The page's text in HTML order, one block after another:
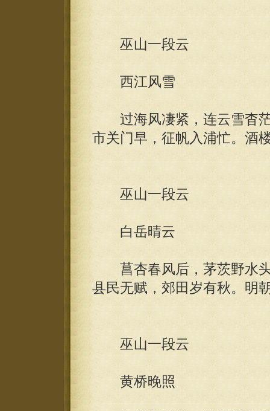
巫山一段云
西江风雪
过海风凄紧，连云雪杳茫
市关门早，征帆入浦忙。酒
巫山一段云
白岳晴云
菖杏春风后，茅茨野水头
县民无赋，郊田岁有秋。明
巫山一段云
黄桥晚照